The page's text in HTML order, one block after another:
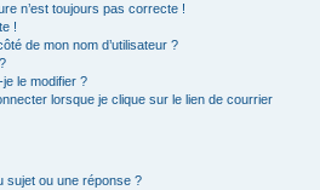
n’est toujours pas correcte !
!
de mon nom d’utilisateur ?
le modifier ?
lorsque je clique sur le lien de courrier
sujet ou une réponse ?